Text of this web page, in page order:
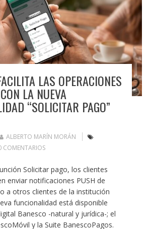
LAS OPERACIONES
LA NUEVA
“SOLICITAR PAGO”
ALBERTO MARÍN MORÁN
COMENTARIOS
Solicitar pago, los clientes
enviar notificaciones PUSH de
a otros clientes de la institución
funcionalidad está disponible
Banesco -natural y jurídica-; el
y la Suite BanescoPagos.